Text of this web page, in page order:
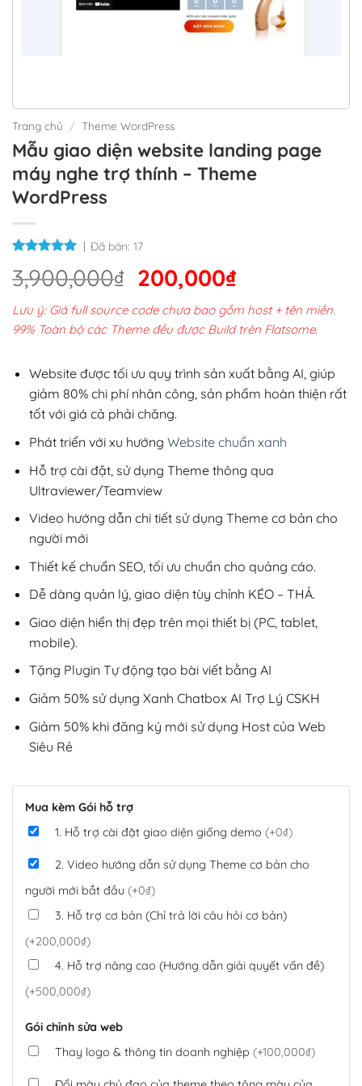
Trang chủ / Theme WordPress
Mẫu giao diện website landing page
máy nghe trợ thính – Theme
WordPress
Đã bán: 17
3,900,000₫ Giá
gốc
là:
3,900,000₫.
200,000₫Giá
hiện
tại
200,000₫.
Lưu ý: Giá full source code chưa bao gồm host + tên miền.
99% Toàn bộ các Theme đều được Build trên Flatsome.
Website được tối ưu quy trình sản xuất bằng AI, giúp
giảm 80% chi phí nhân công, sản phẩm hoàn thiện rất
tốt với giá cả phải chăng.
Phát triển với xu hướng Website chuẩn xanh
Hỗ trợ cài đặt, sử dụng Theme thông qua
Ultraviewer/Teamview
Video hướng dẫn chi tiết sử dụng Theme cơ bản cho
người mới
Thiết kế chuẩn SEO, tối ưu chuẩn cho quảng cáo.
Dễ dàng quản lý, giao diện tùy chỉnh KÉO – THẢ.
Giao diện hiển thị đẹp trên mọi thiết bị (PC, tablet,
mobile).
Tặng Plugin Tự động tạo bài viết bằng AI
Giảm 50% sử dụng Xanh Chatbox AI Trợ Lý CSKH
Giảm 50% khi đăng ký mới sử dụng Host của Web
Siêu Rẻ
Mua kèm Gói hỗ trợ
1. Hỗ trợ cài đặt giao diện giống demo (+0₫)
2. Video hướng dẫn sử dụng Theme cơ bản cho
người mới bắt đầu (+0₫)
3. Hỗ trợ cơ bản (Chỉ trả lời câu hỏi cơ bản)
(+200,000₫)
4. Hỗ trợ nâng cao (Hướng dẫn giải quyết vấn đề)
(+500,000₫)
Gói chỉnh sửa web
Thay logo & thông tin doanh nghiệp (+100,000₫)